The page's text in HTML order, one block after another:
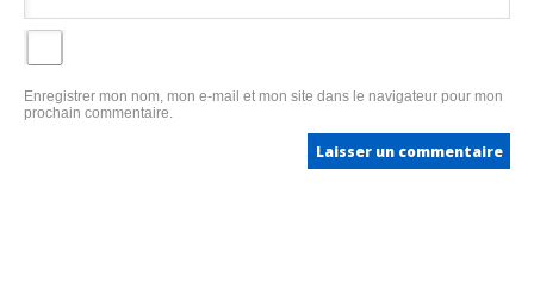
Enregistrer mon nom, mon e-mail et mon site dans le navigateur pour mon
prochain commentaire.